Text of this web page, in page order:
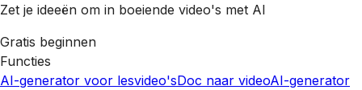
Zet je ideeën om in boeiende video's met AI
Gratis beginnen
Functies
AI-generator voor lesvideo'sDoc naar videoAI-generator